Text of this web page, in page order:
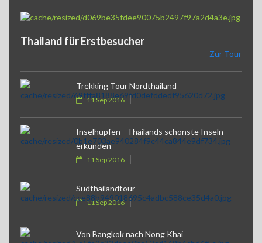
Thailand für Erstbesucher
Zur Tour
Trekking Tour Nordthailand
11 Sep 2016
Inselhüpfen - Thailands schönste Inseln
erkunden
11 Sep 2016
Südthailandtour
11 Sep 2016
Von Bangkok nach Nong Khai